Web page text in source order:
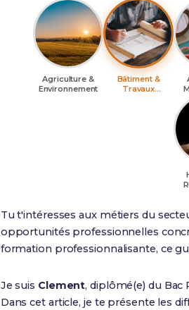
Agriculture &
Environnement
Bâtiment &
Travaux
Tu t'intéresses aux métiers du
opportunités professionnelles
formation professionnalisante, ce
Je suis Clement, diplômé(e) du Bac
Dans cet article, je te présente les